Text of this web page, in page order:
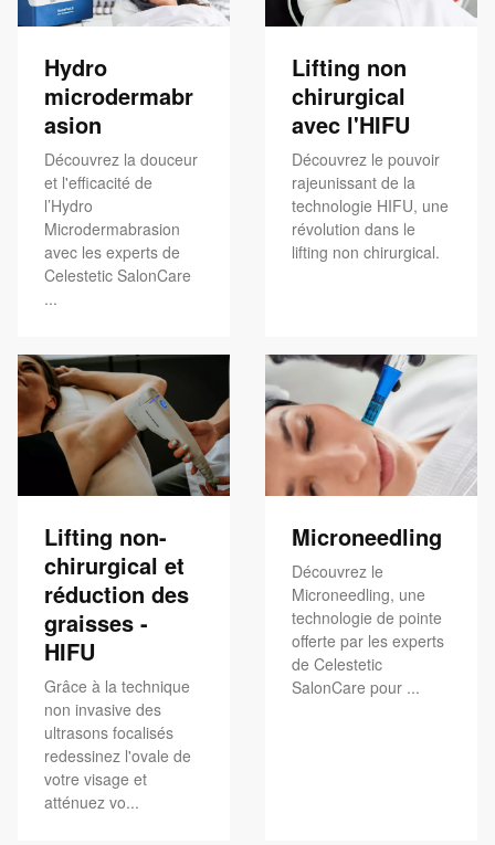
Hydro
microdermabr
asion
Découvrez la douceur
et l'efficacité de
l’Hydro
Microdermabrasion
avec les experts de
Celestetic SalonCare
...
Lifting non
chirurgical
avec l'HIFU
Découvrez le pouvoir
rajeunissant de la
technologie HIFU, une
révolution dans le
lifting non chirurgical.
Lifting non-
chirurgical et
réduction des
graisses -
HIFU
Grâce à la technique
non invasive des
ultrasons focalisés
redessinez l'ovale de
votre visage et
atténuez vo...
Microneedling
Découvrez le
Microneedling, une
technologie de pointe
offerte par les experts
de Celestetic
SalonCare pour ...